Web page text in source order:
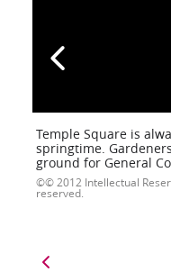
Temple Square is
springtime.
ground for General
© 2012 Intellectual
reserved.